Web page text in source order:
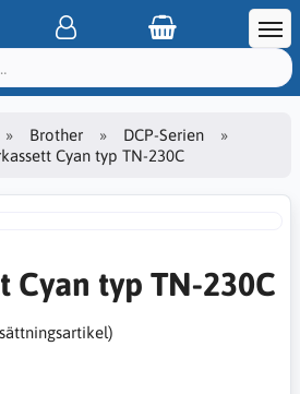
Brother
DCP-Serien
Cyan typ TN-230C
Cyan typ TN-230C